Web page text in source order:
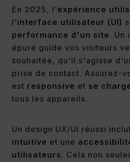
En 2025, l'expérience
l'interface utilisateur (UI)
performance d'un site. Un
épuré guide vos visiteurs
souhaitée, qu'il s'agisse
prise de contact. Assurez-
est responsive et se
tous les appareils.
Un design UX/UI réussi
intuitive et une
utilisateurs. Cela non